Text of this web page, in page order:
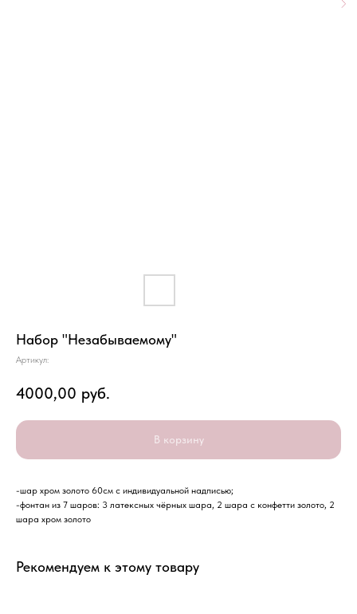
Набор "Незабываемому"
Артикул:
4000,00 руб.
В корзину
-шар хром золото 60см с индивидуальной надписью;
-фонтан из 7 шаров: 3 латексных чёрных шара, 2 шара с конфетти золото, 2
шара хром золото
Рекомендуем к этому товару